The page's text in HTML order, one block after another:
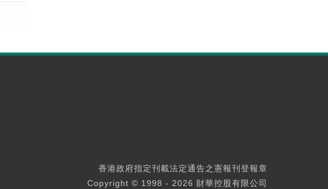
香港政府指定刊載法定通告之憲報刊登報章
Copyright © 1998 - 2026 財華控股有限公司